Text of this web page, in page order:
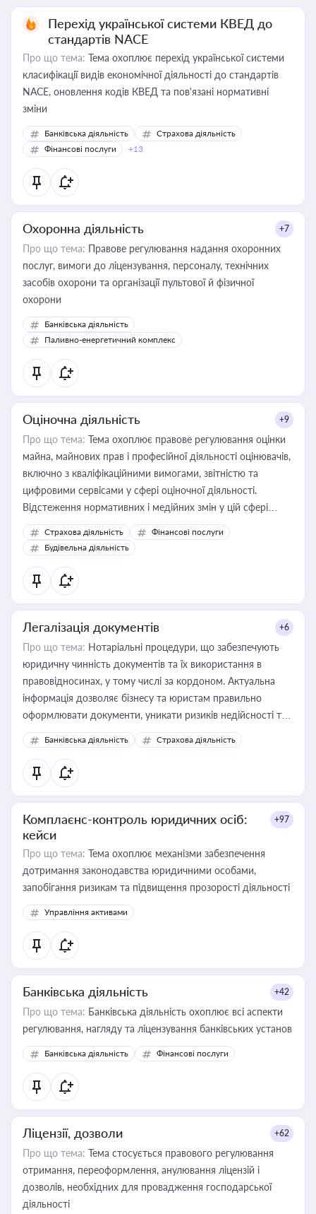
Перехід української системи КВЕД до
стандартів NACE
Про що тема: Тема охоплює перехід української системи
класифікації видів економічної діяльності до стандартів
NACE, оновлення кодів КВЕД та пов'язані нормативні
зміни
Банківська діяльність
Страхова діяльність
Фінансові послуги
+13
Охоронна діяльність +7
Про що тема: Правове регулювання надання охоронних
послуг, вимоги до ліцензування, персоналу, технічних
засобів охорони та організації пультової й фізичної
охорони
Банківська діяльність
Паливно-енергетичний комплекс
Оціночна діяльність +9
Про що тема: Тема охоплює правове регулювання оцінки
майна, майнових прав і професійної діяльності оцінювачів,
включно з кваліфікаційними вимогами, звітністю та
цифровими сервісами у сфері оціночної діяльності.
Відстеження нормативних і медійних змін у цій сфері
корисне для власника бізнесу, керівника, юриста або
бухгалтера під час оподаткування, приватизації, оренди
державного майна, корпоративних угод і перевірки
статусу суб'єктів оціночної діяльності
Страхова діяльність
Фінансові послуги
Будівельна діяльність
Легалізація документів +6
Про що тема: Нотаріальні процедури, що забезпечують
юридичну чинність документів та їх використання в
правовідносинах, у тому числі за кордоном. Актуальна
інформація дозволяє бізнесу та юристам правильно
оформлювати документи, уникати ризиків недійсності та
забезпечувати їх належне прийняття органами влади та
контрагентами
Банківська діяльність Страхова діяльність
Комплаєнс-контроль юридичних осіб:
кейси
+97
Про що тема: Тема охоплює механізми забезпечення
дотримання законодавства юридичними особами,
запобігання ризикам та підвищення прозорості діяльності
Управління активами
Банківська діяльність +42
Про що тема: Банківська діяльність охоплює всі аспекти
регулювання, нагляду та ліцензування банківських установ
Банківська діяльність Фінансові послуги
Ліцензії, дозволи +62
Про що тема: Тема стосується правового регулювання
отримання, переоформлення, анулювання ліцензій і
дозволів, необхідних для провадження господарської
діяльності